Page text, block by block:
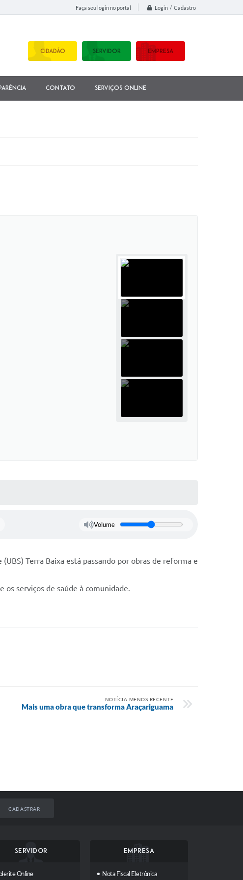
Faça seu login no portal Login / Cadastro
CIDADÃO SERVIDOR EMPRESA
Contato Serviços Online
Volume
Terra Baixa está passando por obras de reforma e
serviços de saúde à comunidade.
NOTÍCIA MENOS RECENTE
Mais uma obra que transforma Araçariguama
CADASTRAR
SERVIDOR
Online
EMPRESA
Nota Fiscal Eletrônica